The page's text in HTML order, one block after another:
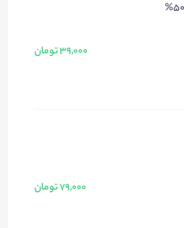
39,000 تومان
79,000 تومان